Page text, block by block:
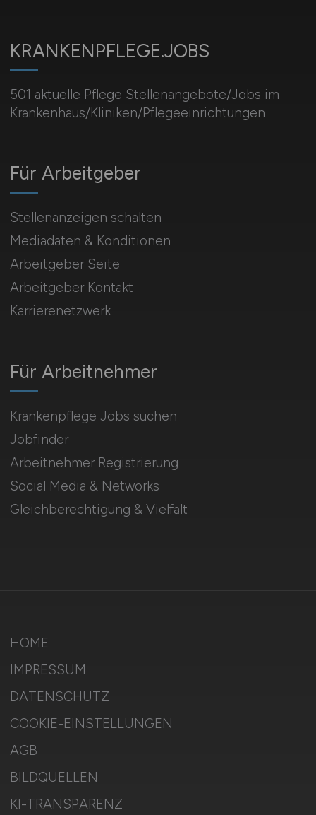
KRANKENPFLEGE.JOBS
501 aktuelle Pflege Stellenangebote/Jobs im
Krankenhaus/Kliniken/Pflegeeinrichtungen
Für Arbeitnehmer
Krankenpflege Jobs suchen
Jobfinder
Arbeitnehmer Registrierung
Social Media & Networks
Gleichberechtigung & Vielfalt
Für Arbeitgeber
Stellenanzeigen schalten
Mediadaten & Konditionen
Arbeitgeber Seite
Arbeitgeber Kontakt
Karrierenetzwerk
HOME
IMPRESSUM
DATENSCHUTZ
COOKIE-EINSTELLUNGEN
AGB
BILDQUELLEN
KI-TRANSPARENZ